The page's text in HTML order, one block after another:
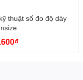
thuật số đo độ dày